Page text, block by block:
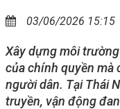
03/06/2026 15:15
Xây dựng môi
của chính quyền mà
người dân. Tại Thái
truyền, vận động